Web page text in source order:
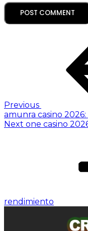
Previous
amunra casino
Next one casino
rendimiento